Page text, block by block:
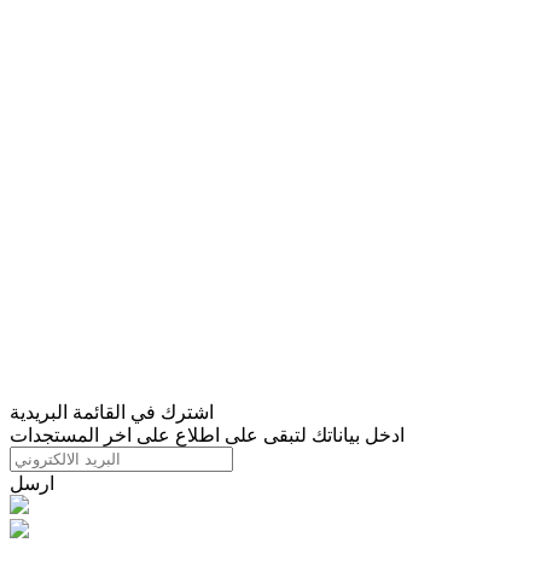
اشترك في القائمة البريدية
ادخل بياناتك لتبقى على اطلاع على اخر المستجدات
ارسل